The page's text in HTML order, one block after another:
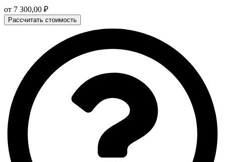
от 7 300,00 ₽
Рассчитать стоимость